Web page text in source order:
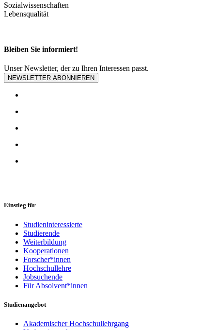
Sozialwissenschaften
Lebensqualität
Bleiben Sie informiert!
Unser Newsletter, der zu Ihren Interessen passt.
NEWSLETTER ABONNIEREN
Einstieg für
Studieninteressierte
Studierende
Weiterbildung
Kooperationen
Forscher*innen
Hochschullehre
Jobsuchende
Für Absolvent*innen
Studienangebot
Akademischer Hochschullehrgang